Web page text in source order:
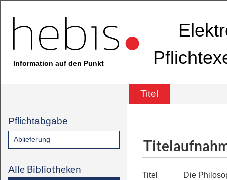
Information auf den Punkt
Titel
Pflichtabgabe
Ablieferung
Alle Bibliotheken
Titel
Die